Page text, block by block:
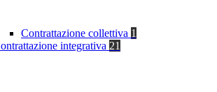
Contrattazione collettiva 1
integrativa 21